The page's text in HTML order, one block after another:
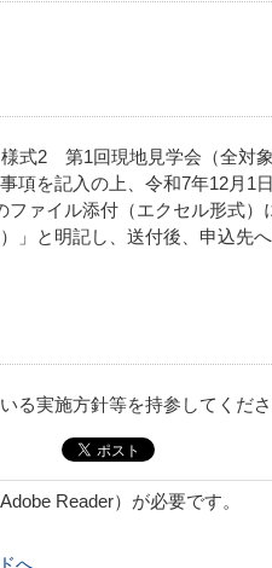
式2 第1回現地見学会（全対
項を記入の上、令和7年12月1
ァイル添付（エクセル形式）
」と明記し、送付後、申込先
る実施方針等を持参してくださ
Reader）が必要です。
へ